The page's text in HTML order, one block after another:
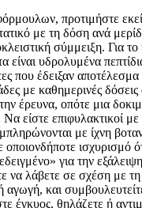
προτιμήστε
με τη δόση ανά
σύμμειξη. Για
είναι υδρολυμένα
που έδειξαν
με καθημερινές
έρευνα, οπότε μια
είστε επιφυλακτικοί με
με ίχνη
οποιονδήποτε ισχυρισμό
για την
να λάβετε σε σχέση με τη
αγωγή, και
έγκυος, θηλάζετε ή